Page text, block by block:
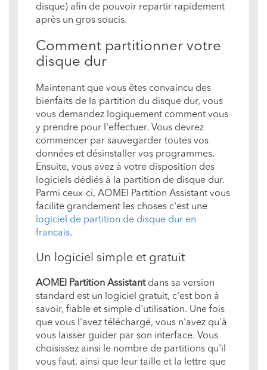
disque) afin de pouvoir repartir rapidement
après un gros soucis.
Comment partitionner votre
disque dur
Maintenant que vous êtes convaincu des
bienfaits de la partition du disque dur, vous
vous demandez logiquement comment vous
y prendre pour l'effectuer. Vous devrez
commencer par sauvegarder toutes vos
données et désinstaller vos programmes.
Ensuite, vous avez à votre disposition des
logiciels dédiés à la partition de disque dur.
Parmi ceux-ci, AOMEI Partition Assistant vous
facilite grandement les choses c'est une
logiciel de partition de disque dur en
francais.
Un logiciel simple et gratuit
AOMEI Partition Assistantdans sa version
standard est un logiciel gratuit, c'est bon à
savoir, fiable et simple d'utilisation. Une fois
que vous l'avez téléchargé, vous n'avez qu'à
vous laisser guider par son interface. Vous
choisissez ainsi le nombre de partitions qu'il
vous faut, ainsi que leur taille et la lettre que